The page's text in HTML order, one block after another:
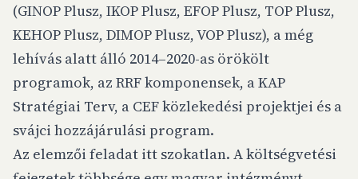
(GINOP Plusz, IKOP Plusz, EFOP Plusz, TOP Plusz,
KEHOP Plusz, DIMOP Plusz, VOP Plusz), a még
lehívás alatt álló 2014–2020-as örökölt
programok, az RRF komponensek, a KAP
Stratégiai Terv, a CEF közlekedési projektjei és a
svájci hozzájárulási program.
Az elemzői feladat itt szokatlan. A költségvetési